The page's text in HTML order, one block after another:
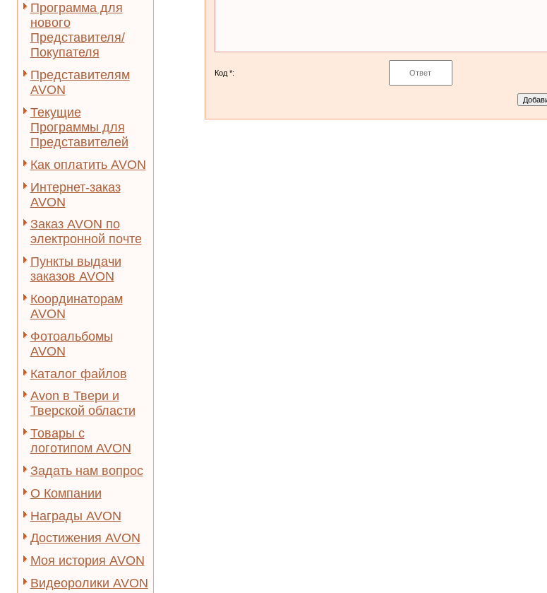
Программа для
нового
Представителя/
Покупателя
Представителям
AVON
Текущие
Программы для
Представителей
Как оплатить AVON
Интернет-заказ
AVON
Заказ AVON по
электронной почте
Пункты выдачи
заказов AVON
Координаторам
AVON
Фотоальбомы
AVON
Каталог файлов
Avon в Твери и
Тверской области
Товары с
логотипом AVON
Задать нам вопрос
О Компании
Награды AVON
Достижения AVON
Моя история AVON
Видеоролики AVON
Код *: